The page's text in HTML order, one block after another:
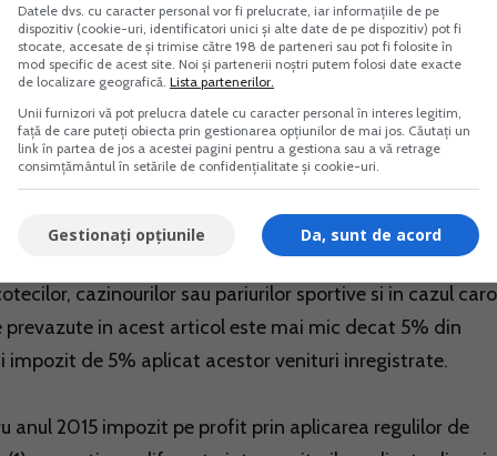
art. 112 indice 6 din Legea 571/2003 societatea va
Titlului II din Codul fiscal in vigoare la acea
dintre impozitul pe profit calculat de la inceputul
si impozitul pe veniturile microintreprinderilor
pe profit au devenit incidente si dispozitiile privind
contribuabilii care desfasoara activitati de natura
cazinourilor sau pariurilor sportive si in cazul
in acest articol este mai mic decat 5% din
de 5% aplicat acestor venituri inregistrate.
2015 impozit pe profit prin aplicarea regulilor de
Datele dvs. cu caracter personal vor fi prelucrate, iar informațiile de pe
dispozitiv (cookie-uri, identificatori unici și alte date de pe dispozitiv) pot fi
stocate, accesate de și trimise către 198 de parteneri sau pot fi folosite în
mod specific de acest site. Noi și partenerii noștri putem folosi date exacte
de localizare geografică. Lista partenerilor.
Unii furnizori vă pot prelucra datele cu caracter personal în interes legitim,
față de care puteți obiecta prin gestionarea opțiunilor de mai jos. Căutați un
link în partea de jos a acestei pagini pentru a gestiona sau a vă retrage
consimțământul în setările de confidențialitate și cookie-uri.
Da, sunt de acord
Gestionați opțiunile